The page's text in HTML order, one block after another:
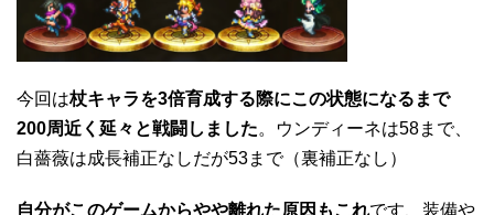
今回は杖キャラを3倍育成する際にこの状態になるまで
200周近く延々と戦闘しました。ウンディーネは58まで、
白薔薇は成長補正なしだが53まで（裏補正なし）
自分がこのゲームからやや離れた原因もこれです、装備や